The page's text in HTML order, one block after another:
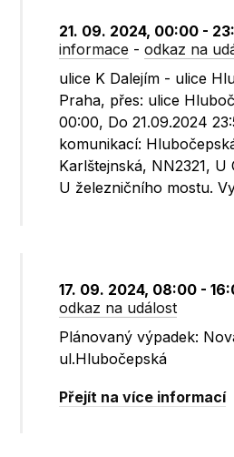
21. 09. 2024, 00:00 -
informace -odkaz na
ulice K Dalejím - ulice
Praha, přes: ulice
00:00, Do 21.09.2024
komunikací:
Karlštejnská, NN2321,
U železničního mostu.
17. 09. 2024, 08:00 -
odkaz na událost
Plánovaný výpadek:
ul.Hlubočepská
Přejít na více informací